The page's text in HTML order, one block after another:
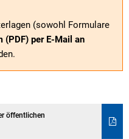
(sowohl Formulare
(PDF) per E-Mail an
öffentlichen